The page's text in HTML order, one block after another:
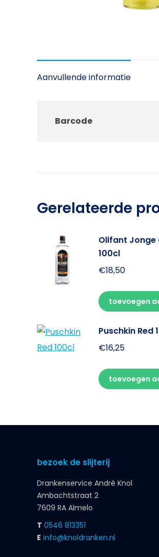
Aanvullende informatie
Barcode
Gerelateerde
Olifant Jonge
100cl
€18,50
toevoegen
Puschkin Red
€16,25
toevoegen
bezoek de slijterij
Drankenservice André Knol
Ambachtstraat 2
7609 RA Almelo
T 0546 813351
E info@knoldranken.nl